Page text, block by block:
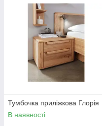
Тумбочка приліжкова Глорія
В наявності